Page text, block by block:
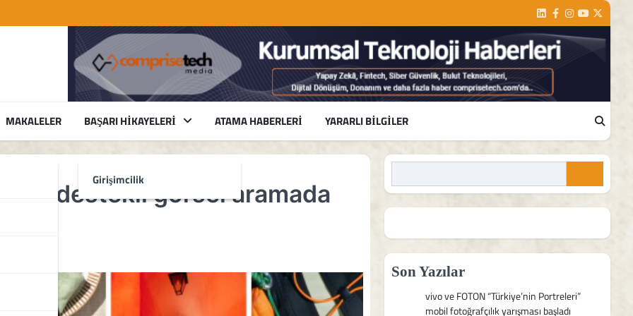
Linkedin
Facebook
Instagram
YoutubeTwitter
MAKALELER BAŞARI HIKAYELERI
Girişimcilik
ATAMA HABERLERI YARARLI BILGILER
destekli görsel aramada
Son Yazılar
vivo ve FOTON “Türkiye’nin Portreleri”
mobil fotoğrafçılık yarışması başladı